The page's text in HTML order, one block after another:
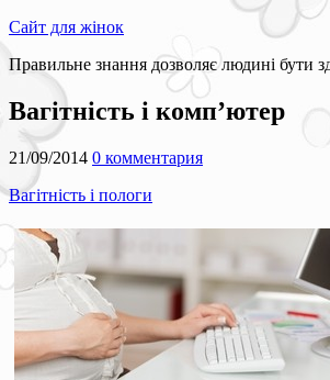
Сайт для жінок
Правильне знання дозволяє людині бути
Вагітність і комп’ютер
21/09/2014 0 комментария
Вагітність і пологи